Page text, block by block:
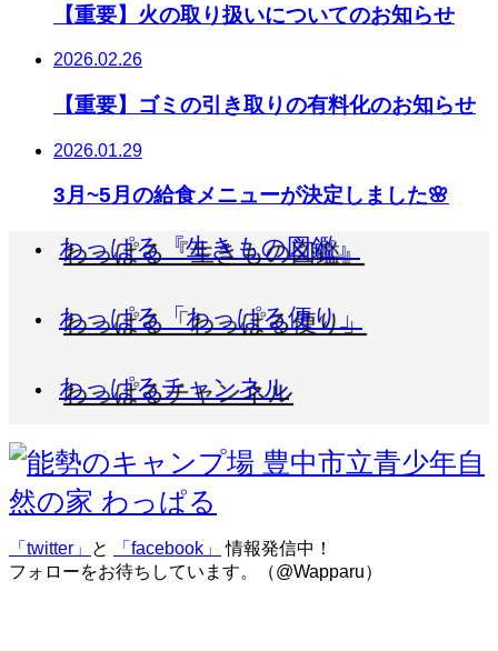
【重要】火の取り扱いについてのお知らせ
2026.02.26
【重要】ゴミの引き取りの有料化のお知らせ
2026.01.29
3月~5月の給食メニューが決定しました🌸
わっぱる『生きもの図鑑』
わっぱる「わっぱる便り」
わっぱるチャンネル
「twitter」 と 「facebook」
情報発信中！
フォローをお待ちしています。（@Wapparu）